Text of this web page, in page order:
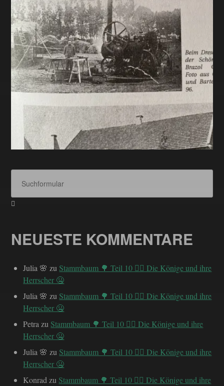
NEUESTE KOMMENTARE
Julia 🌸 zu Stammbaum 🌳 Teil 10 ✍🏼 Die Könige und ihre
Herrscher 🤐
Julia 🌸 zu Stammbaum 🌳 Teil 10 ✍🏼 Die Könige und ihre
Herrscher 🤐
Petra zu Stammbaum 🌳 Teil 10 ✍🏼 Die Könige und ihre
Herrscher 🤐
Julia 🌸 zu Stammbaum 🌳 Teil 10 ✍🏼 Die Könige und ihre
Herrscher 🤐
Konrad zu Stammbaum 🌳 Teil 10 ✍🏼 Die Könige und ihre